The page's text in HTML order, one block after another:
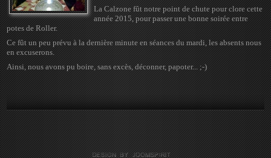
La Calzone fût notre point de chute pour clore cette
année 2015, pour passer une bonne soirée entre
potes de Roller.
Ce fût un peu prévu à la dernière minute en séances du mardi, les absents nous
en excuserons.
Ainsi, nous avons pu boire, sans excès, déconner, papoter... ;-)